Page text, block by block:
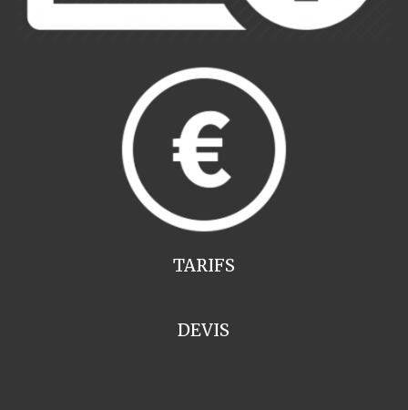
TARIFS
DEVIS